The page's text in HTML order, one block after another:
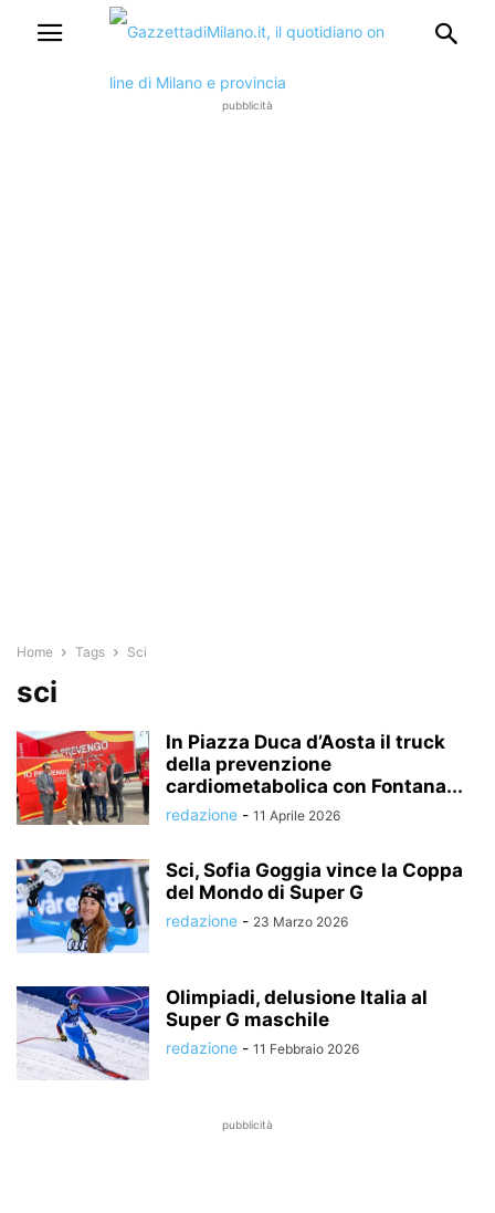
pubblicità
Home Tags Sci
sci
In Piazza Duca d’Aosta il truck
della prevenzione
cardiometabolica con Fontana...
redazione - 11 Aprile 2026
Sci, Sofia Goggia vince la Coppa
del Mondo di Super G
redazione - 23 Marzo 2026
Olimpiadi, delusione Italia al
Super G maschile
redazione - 11 Febbraio 2026
pubblicità